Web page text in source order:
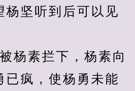
杨坚听到后可以见
素拦下，杨素向
已疯，使杨勇未能